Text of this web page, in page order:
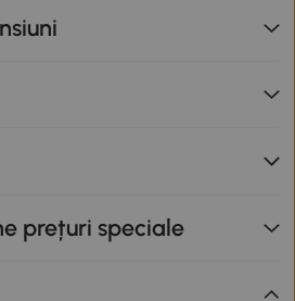
prețuri speciale